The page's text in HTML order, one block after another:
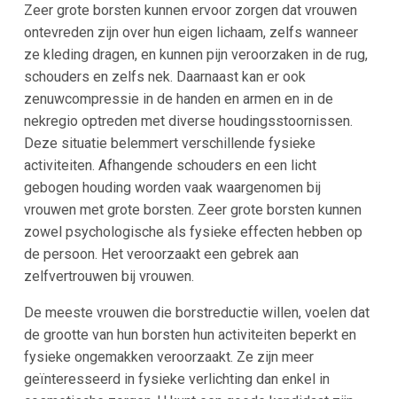
Zeer grote borsten kunnen ervoor zorgen dat vrouwen
ontevreden zijn over hun eigen lichaam, zelfs wanneer
ze kleding dragen, en kunnen pijn veroorzaken in de rug,
schouders en zelfs nek. Daarnaast kan er ook
zenuwcompressie in de handen en armen en in de
nekregio optreden met diverse houdingsstoornissen.
Deze situatie belemmert verschillende fysieke
activiteiten. Afhangende schouders en een licht
gebogen houding worden vaak waargenomen bij
vrouwen met grote borsten. Zeer grote borsten kunnen
zowel psychologische als fysieke effecten hebben op
de persoon. Het veroorzaakt een gebrek aan
zelfvertrouwen bij vrouwen.
De meeste vrouwen die borstreductie willen, voelen dat
de grootte van hun borsten hun activiteiten beperkt en
fysieke ongemakken veroorzaakt. Ze zijn meer
geïnteresseerd in fysieke verlichting dan enkel in